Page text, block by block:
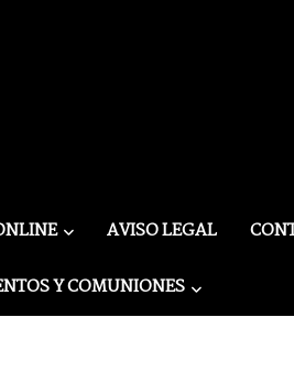
AVISO LEGAL
Y COMUNIONES